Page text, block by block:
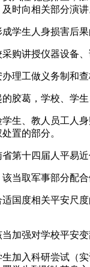
时向相关部分演讲
生人身损害后果
讲授仪器设备、
工做义务制和查
葛，学校、学生
、教人员工人身
置的部分。
十四届人平易近
取军事部分配合
度相关平安尺度
强对学校平安变
入科研尝试（实